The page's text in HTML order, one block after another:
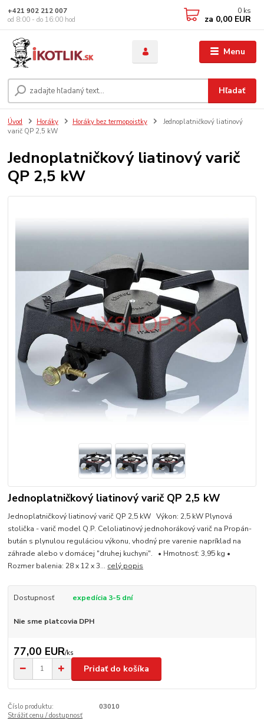
Menu
Hľadať
+421 902 212 007
od 8:00 - do 16:00 hod
0 ks
za 0,00 EUR
Úvod Horáky Horáky bez termopoistky
Jednoplatničkový liatinový
varič QP 2,5 kW
Jednoplatničkový liatinový varič
QP 2,5 kW
Jednoplatničkový liatinový varič QP 2,5 kW
Jednoplatničkový liatinový varič QP 2,5 kW Výkon: 2,5 kW Plynová
stolička - varič model Q.P. Celoliatinový jednohorákový varič na Propán-
bután s plynulou reguláciou výkonu, vhodný pre varenie napríklad na
záhrade alebo v domácej "druhej kuchyni". • Hmotnosť: 3,95 kg •
Rozmer balenia: 28 x 12 x 3... celý popis
Dostupnosť expedícia 3-5 dní
Nie sme platcovia DPH
77,00 EUR/ks
Pridať do košíka
Číslo produktu:
03010
Strážiť cenu / dostupnosť